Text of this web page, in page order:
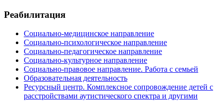
Реабилитация
Социально-медицинское направление
Социально-психологическое направление
Социально-педагогическое направление
Социально-культурное направление
Социально-правовое направление. Работа с семьей
Образовательная деятельность
Ресурсный центр. Комплексное сопровождение детей с
расстройствами аутистического спектра и другими